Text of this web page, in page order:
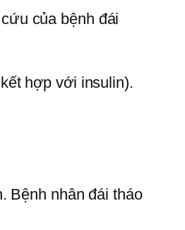
của bệnh đái
hợp với insulin).
Bệnh nhân đái tháo